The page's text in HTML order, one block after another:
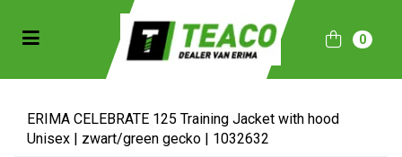
(Sportkleding)
(Collecties)
Toggle navigation 0
ERIMA CELEBRATE 125 Training Jacket with hood
Unisex | zwart/green gecko | 1032632